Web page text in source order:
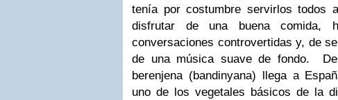
tenía por costumbre servirlos todos
disfrutar de una buena comida,
conversaciones controvertidas y, de
de una música suave de fondo.
berenjena (bandinyana) llega a
uno de los vegetales básicos de la